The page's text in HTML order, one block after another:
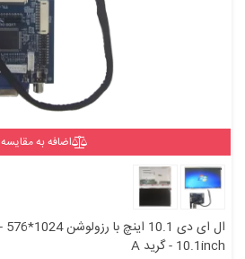
اضافه به مقایسه
10.1inch - گرید A